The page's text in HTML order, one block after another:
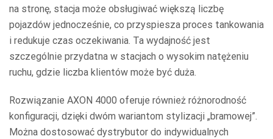
na stronę, stacja może obsługiwać większą liczbę
pojazdów jednocześnie, co przyspiesza proces tankowania
i redukuje czas oczekiwania. Ta wydajność jest
szczególnie przydatna w stacjach o wysokim natężeniu
ruchu, gdzie liczba klientów może być duża.
Rozwiązanie AXON 4000 oferuje również różnorodność
konfiguracji, dzięki dwóm wariantom stylizacji „bramowej”.
Można dostosować dystrybutor do indywidualnych